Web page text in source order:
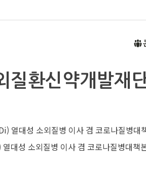
질환신약개발재
대성 소외질병 이사 겸 코로나질병대